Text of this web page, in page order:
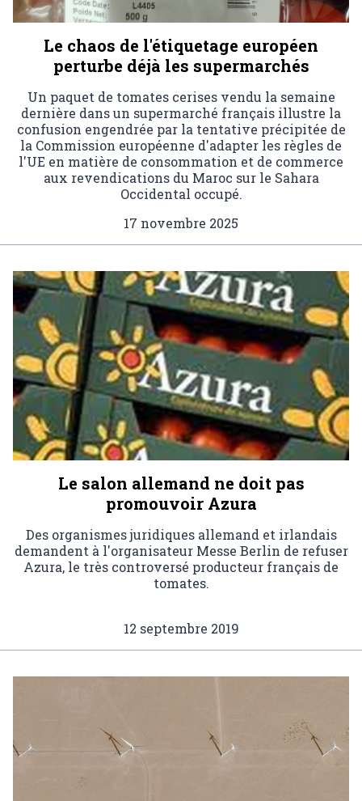
Le chaos de l'étiquetage européen
perturbe déjà les supermarchés
Un paquet de tomates cerises vendu la semaine
dernière dans un supermarché français illustre la
confusion engendrée par la tentative précipitée de
la Commission européenne d'adapter les règles de
l'UE en matière de consommation et de commerce
aux revendications du Maroc sur le Sahara
Occidental occupé.
17 novembre 2025
Le salon allemand ne doit pas
promouvoir Azura
Des organismes juridiques allemand et irlandais
demandent à l'organisateur Messe Berlin de refuser
Azura, le très controversé producteur français de
tomates.
12 septembre 2019